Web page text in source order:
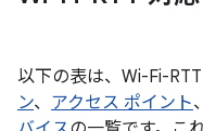
以下の表は、Wi-Fi-
ン、 アクセス ポイント、